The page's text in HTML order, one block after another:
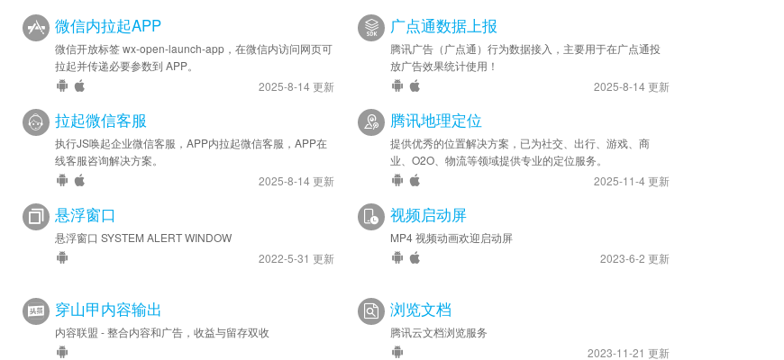
微信内拉起APP
微信开放标签 wx-open-launch-app，在微信内访问网页可
拉起并传递必要参数到 APP。
2025-8-14 更新
广点通数据上报
腾讯广告（广点通）行为数据接入，主要用于在广点通投
放广告效果统计使用！
2025-8-14 更新
拉起微信客服
执行JS唤起企业微信客服，APP内拉起微信客服，APP在
线客服咨询解决方案。
2025-8-14 更新
腾讯地理定位
提供优秀的位置解决方案，已为社交、出行、游戏、商
业、O2O、物流等领域提供专业的定位服务。
2025-11-4 更新
悬浮窗口
悬浮窗口 SYSTEM ALERT WINDOW
2022-5-31 更新
视频启动屏
MP4 视频动画欢迎启动屏
2023-6-2 更新
穿山甲内容输出
内容联盟 - 整合内容和广告，收益与留存双收
浏览文档
腾讯云文档浏览服务
2023-11-21 更新